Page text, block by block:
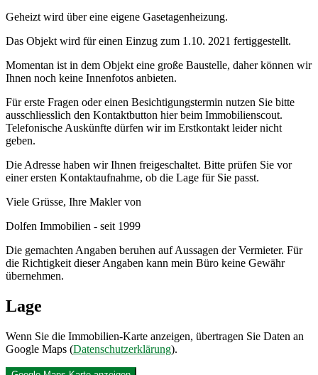
Geheizt wird über eine eigene Gasetagenheizung.
Das Objekt wird für einen Einzug zum 1.10. 2021 fertiggestellt.
Momentan ist in dem Objekt eine große Baustelle, daher können wir
Ihnen noch keine Innenfotos anbieten.
Für erste Fragen oder einen Besichtigungstermin nutzen Sie bitte
ausschliesslich den Kontaktbutton hier beim Immobilienscout.
Telefonische Auskünfte dürfen wir im Erstkontakt leider nicht
geben.
Die Adresse haben wir Ihnen freigeschaltet. Bitte prüfen Sie vor
einer ersten Kontaktaufnahme, ob die Lage für Sie passt.
Viele Grüsse, Ihre Makler von
Dolfen Immobilien - seit 1999
Die gemachten Angaben beruhen auf Aussagen der Vermieter. Für
die Richtigkeit dieser Angaben kann mein Büro keine Gewähr
übernehmen.
Lage
Wenn Sie die Immobilien-Karte anzeigen, übertragen Sie Daten an
Google Maps (Datenschutzerklärung).